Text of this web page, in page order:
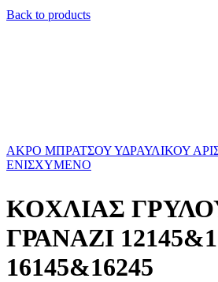
Back to products
ΑΚΡΟ ΜΠΡΑΤΣΟΥ ΥΔΡΑΥΛΙΚΟΥ
ΕΝΙΣΧΥΜΕΝΟ
ΚΟΧΛΙΑΣ
ΓΡΑΝΑΖΙ
16145&16245